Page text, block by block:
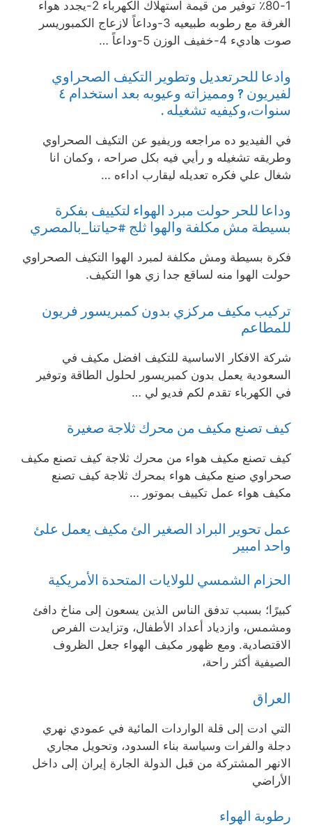
1-٪80 توفير من قيمة استهلاك الكهرباء 2-يجدد هواء
الغرفة مع رطوبه طبيعيه 3-وداعاً لازعاج الكمبوريسر
صوت هاديء 4-خفيف الوزن 5-وداعاً …
وادعا للحرتعديل وتطوير التكيف الصحراوي
لفيريون ? ومميزاته وعيوبه بعد استخدام ٤
سنوات،وكيفيه تشغيله .
في الفيديو ده مراجعه وريفيو عن التكيف الصحراوي
وطريقه تشغيله و رأيي فيه بكل صراحه ، وكمان انا
شغال علي فكره تعديله ليقارب اداءه …
وداعا للحر حولت مبرد الهواء لتكييف بفكرة
بسيطة مش مكلفة والهوا ثلج #حياتنا_بالمصري
فكرة بسيطة ومش مكلفة لمبرد الهوا التكيف الصحراوي
حولت الهوا منه لساقع جدا زي هوا التكيف.
تركيب مكيف مركزي بدون كمبريسور فريون
للمطاعم
شركة الافكار الاساسية للتكيف افضل مكيف في
السعودية يعمل بدون كمبريسور لحلول الطاقة وتوفير
في الكهرباء تقدم لكم فديو لي …
كيف تصنع مكيف من محرك ثلاجة صغيرة
كيف تصنع مكيف هواء من محرك ثلاجة كيف تصنع مكيف
صحراوي صنع مكيف هواء بمحرك ثلاجة كيف تصنع
مكيف هواء عمل تكييف بموتور …
عمل تحوير البراد الصغير الئ مكيف يعمل علئ
واحد امبير
الحزام الشمسي للولايات المتحدة الأمريكية
كبيرًا؛ بسبب تدفق الناس الذين يسعون إلى مناخ دافئ
ومشمس، وازدياد أعداد الأطفال، وتزايدت الفرص
الاقتصادية. ومع ظهور مكيف الهواء جعل الظروف
الصيفية أكثر راحة،
العراق
التي ادت إلى قلة الواردات المائية في عمودي نهري
دجلة والفرات وسياسة بناء السدود، وتحويل مجاري
الانهر المشتركة من قبل الدولة الجارة إيران إلى داخل
الأراضي
رطوبة الهواء